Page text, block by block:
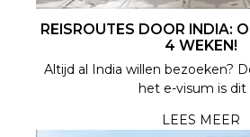
REISROUTES DOOR INDIA:
4 WEKEN!
Altijd al India willen bezoeken?
het e-visum is dit
LEES MEER